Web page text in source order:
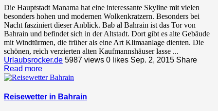
Die Hauptstadt Manama hat eine interessante Skyline mit vielen
besonders hohen und modernen Wolkenkratzern. Besonders bei
Nacht fasziniert dieser Anblick. Bab al Bahrain ist das Tor von
Bahrain und befindet sich in der Altstadt. Dort gibt es alte Gebäude
mit Windtürmen, die früher als eine Art Klimaanlage dienten. Die
schönen, reich verzierten alten Kaufmannshäuser lasse ...
Urlaubsrocker.de 5987 views 0 likes Sep. 2, 2015 Share
Read more
Reisewetter in Bahrain